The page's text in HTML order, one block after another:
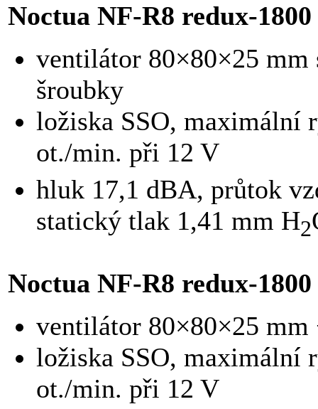
Noctua NF-R8 redux-
ventilátor 80×80×25
šroubky
ložiska SSO, maximální
ot./min. při 12 V
hluk 17,1 dBA, průtok
statický tlak 1,41 mm H2
Noctua NF-R8 redux-1800
ventilátor 80×80×25 mm
ložiska SSO, maximální
ot./min. při 12 V